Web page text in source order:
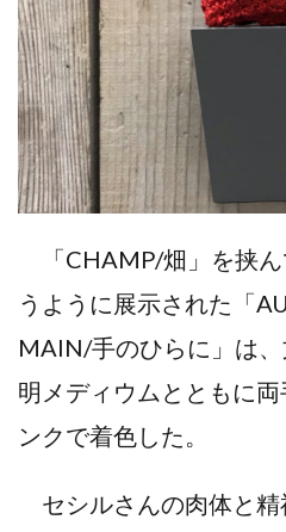
「CHAMP/畑」を挟ん
うように展示された「
MAIN/手のひらに」は
明メディウムとともに
ンクで着色した。
セシルさんの肉体と精